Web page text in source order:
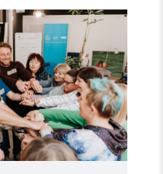
Read
article
"Helsingforskomiteen
med
nytt
oppdrag
for
EØS-
midlene
–
Styrker
europeisk
demokrati"